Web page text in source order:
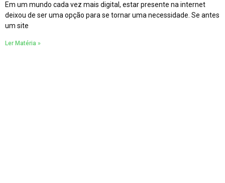
Em um mundo cada vez mais digital, estar presente na internet
deixou de ser uma opção para se tornar uma necessidade. Se antes
um site
Ler Matéria »